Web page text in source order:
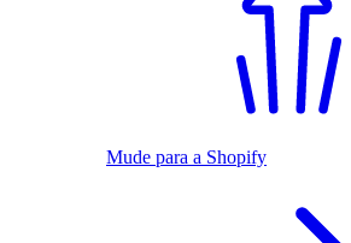
Mude para a Shopify